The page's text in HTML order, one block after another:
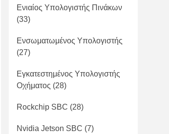
Ενιαίος Υπολογιστής Πινάκων
(33)
Ενσωματωμένος Υπολογιστής
(27)
Εγκατεστημένος Υπολογιστής
Οχήματος (28)
Rockchip SBC (28)
Nvidia Jetson SBC (7)